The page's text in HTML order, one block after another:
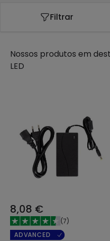
Filtrar
Nossos produtos em
LED
8,08 €
(7)
ADVANCED